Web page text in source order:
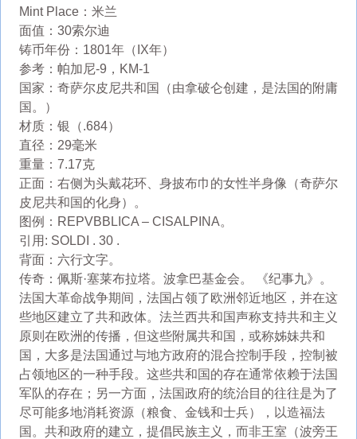
Mint Place：米兰
面值：30索尔迪
铸币年份：1801年（IX年）
参考：帕加尼-9，KM-1
国家：奇萨尔皮尼共和国（由拿破仑创建，是法国的附庸
国。）
材质：银（.684）
直径：29毫米
重量：7.17克
正面：右侧为头戴花环、身披布巾的女性半身像（奇萨尔
皮尼共和国的化身）。
图例：REPVBBLICA – CISALPINA。
引用: SOLDI . 30 .
背面：六行文字。
传奇：佩斯·塞莱布拉塔。波拿巴基金会。 《纪事九》。
法国大革命战争期间，法国占领了欧洲邻近地区，并在这
些地区建立了共和政体。法兰西共和国声称支持共和主义
原则在欧洲的传播，但这些附属共和国，或称姊妹共和
国，大多是法国通过与地方政府的混合控制手段，控制被
占领地区的一种手段。这些共和国的存在通常依赖于法国
军队的存在；另一方面，法国政府的统治目的往往是为了
尽可能多地消耗资源（粮食、金钱和士兵），以造福法
国。共和政府的建立，提倡民族主义，而非王室（波旁王